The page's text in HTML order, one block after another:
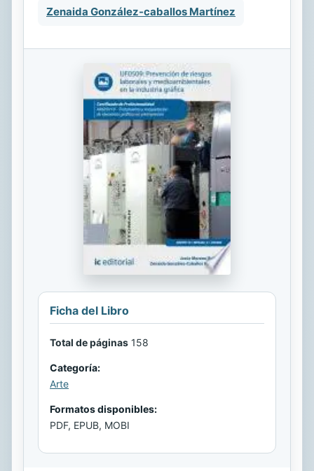
Zenaida González-caballos Martínez
Ficha del Libro
Total de páginas 158
Categoría:
Arte
Formatos disponibles:
PDF, EPUB, MOBI